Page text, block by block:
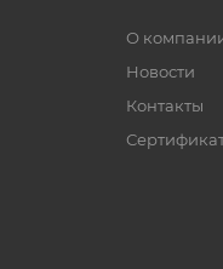
О
Новости
Контакты